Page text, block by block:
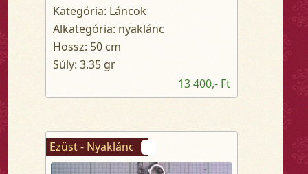
Kategória: Láncok
Alkategória: nyaklánc
Hossz: 50 cm
Súly: 3.35 gr
13 400,- Ft
Ezüst - Nyaklánc